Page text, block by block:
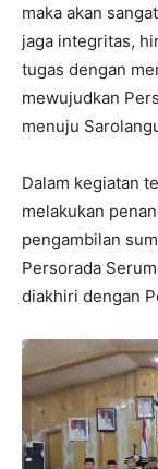
maka akan
jaga integritas,
tugas dengan
mewujudkan
menuju
Dalam kegiatan
melakukan
pengambilan
Persorada
diakhiri dengan